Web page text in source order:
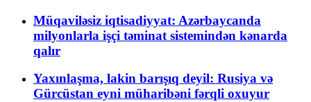
Müqaviləsiz iqtisadiyyat: Azərbaycanda
milyonlarla işçi təminat sistemindən kənarda
qalır
Yaxınlaşma, lakin barışıq deyil: Rusiya və
Gürcüstan eyni müharibəni fərqli oxuyur